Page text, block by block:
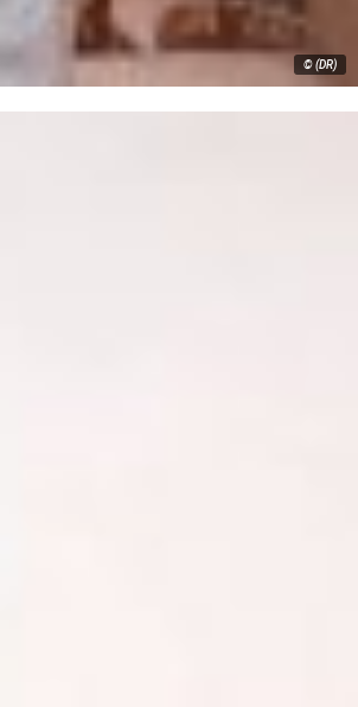
© (DR)